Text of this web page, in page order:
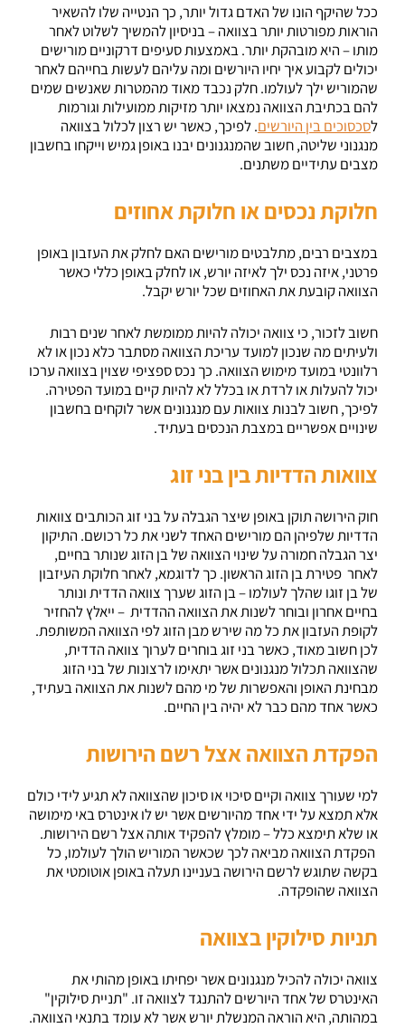
ככל שהיקף הונו של האדם גדול יותר, כך הנטייה שלו להשאיר
הוראות מפורטות יותר בצוואה – בניסיון להמשיך לשלוט לאחר
מותו – היא מובהקת יותר. באמצעות סעיפים דרקוניים מורישים
יכולים לקבוע איך יחיו היורשים ומה עליהם לעשות בחייהם לאחר
שהמוריש ילך לעולמו. חלק נכבד מאוד מהמטרות שאנשים שמים
להם בכתיבת הצוואה נמצאו יותר מזיקות ממועילות וגורמות
לסכסוכים בין היורשים. לפיכך, כאשר יש רצון לכלול בצוואה
מנגנוני שליטה, חשוב שהמנגנונים יבנו באופן גמיש וייקחו בחשבון
מצבים עתידיים משתנים.
חלוקת נכסים או חלוקת אחוזים
במצבים רבים, מתלבטים מורישים האם לחלק את העזבון באופן
פרטני, איזה נכס ילך לאיזה יורש, או לחלק באופן כללי כאשר
הצוואה קובעת את האחוזים שכל יורש יקבל.
חשוב לזכור, כי צוואה יכולה להיות ממומשת לאחר שנים רבות
ולעיתים מה שנכון למועד עריכת הצוואה מסתבר כלא נכון או לא
רלוונטי במועד מימוש הצוואה. כך נכס ספציפי שצוין בצוואה ערכו
יכול להעלות או לרדת או בכלל לא להיות קיים במועד הפטירה.
לפיכך, חשוב לבנות צוואות עם מנגנונים אשר לוקחים בחשבון
שינויים אפשריים במצבת הנכסים בעתיד.
צוואות הדדיות בין בני זוג
חוק הירושה תוקן באופן שיצר הגבלה על בני זוג הכותבים צוואות
הדדיות שלפיהן הם מורישים האחד לשני את כל רכושם. התיקון
יצר הגבלה חמורה על שינוי הצוואה של בן הזוג שנותר בחיים,
לאחר פטירת בן הזוג הראשון. כך לדוגמא, לאחר חלוקת העיזבון
של בן זוגו שהלך לעולמו – בן הזוג שערך צוואה הדדית ונותר
בחיים אחרון ובוחר לשנות את הצוואה ההדדית – ייאלץ להחזיר
לקופת העזבון את כל מה שירש מבן הזוג לפי הצוואה המשותפת.
לכן חשוב מאוד, כאשר בני זוג בוחרים לערוך צוואה הדדית,
שהצוואה תכלול מנגנונים אשר יתאימו לרצונות של בני הזוג
מבחינת האופן והאפשרות של מי מהם לשנות את הצוואה בעתיד,
כאשר אחד מהם כבר לא יהיה בין החיים.
הפקדת הצוואה אצל רשם הירושות
למי שעורך צוואה וקיים סיכוי או סיכון שהצוואה לא תגיע לידי כולם
אלא תמצא על ידי אחד מהיורשים אשר יש לו אינטרס באי מימושה
או שלא תימצא כלל – מומלץ להפקיד אותה אצל רשם הירושות.
הפקדת הצוואה מביאה לכך שכאשר המוריש הולך לעולמו, כל
בקשה שתוגש לרשם הירושה בעניינו תעלה באופן אוטומטי את
הצוואה שהופקדה.
תניות סילוקין בצוואה
צוואה יכולה להכיל מנגנונים אשר יפחיתו באופן מהותי את
האינטרס של אחד היורשים להתנגד לצוואה זו. "תניית סילוקין"
במהותה, היא הוראה המנשלת יורש אשר לא עומד בתנאי הצוואה.